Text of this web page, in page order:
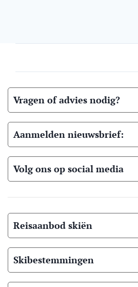
Vragen of advies nodig?
Aanmelden nieuwsbrief:
Volg ons op social media
Reisaanbod skiën
Skibestemmingen